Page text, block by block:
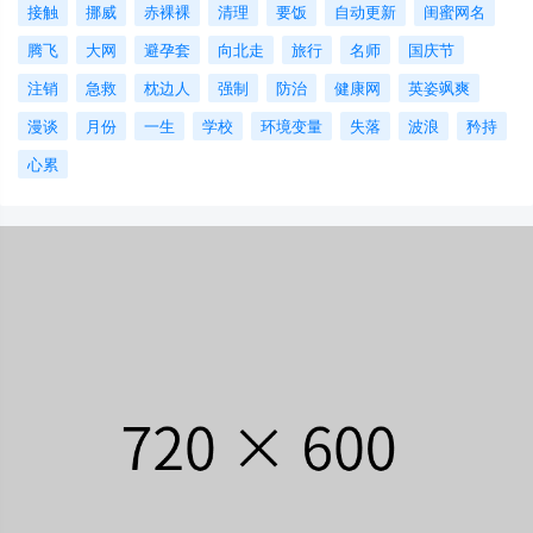
接触 挪威 赤裸裸 清理 要饭 自动更新
闺蜜网名
腾飞
大网 避孕套 向北走 旅行 名师
国庆节
注销
急救 枕边人 强制 防治 健康网
英姿飒爽
漫谈
月份 一生 学校 环境变量 失落 波浪
矜持
心累